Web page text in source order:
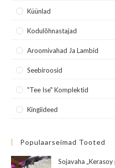
Küünlad
Kodulõhnastajad
Aroomivahad Ja Lambid
Seebiroosid
"Tee Ise" Komplektid
Kingiideed
Populaarseimad Tooted
Sojavaha